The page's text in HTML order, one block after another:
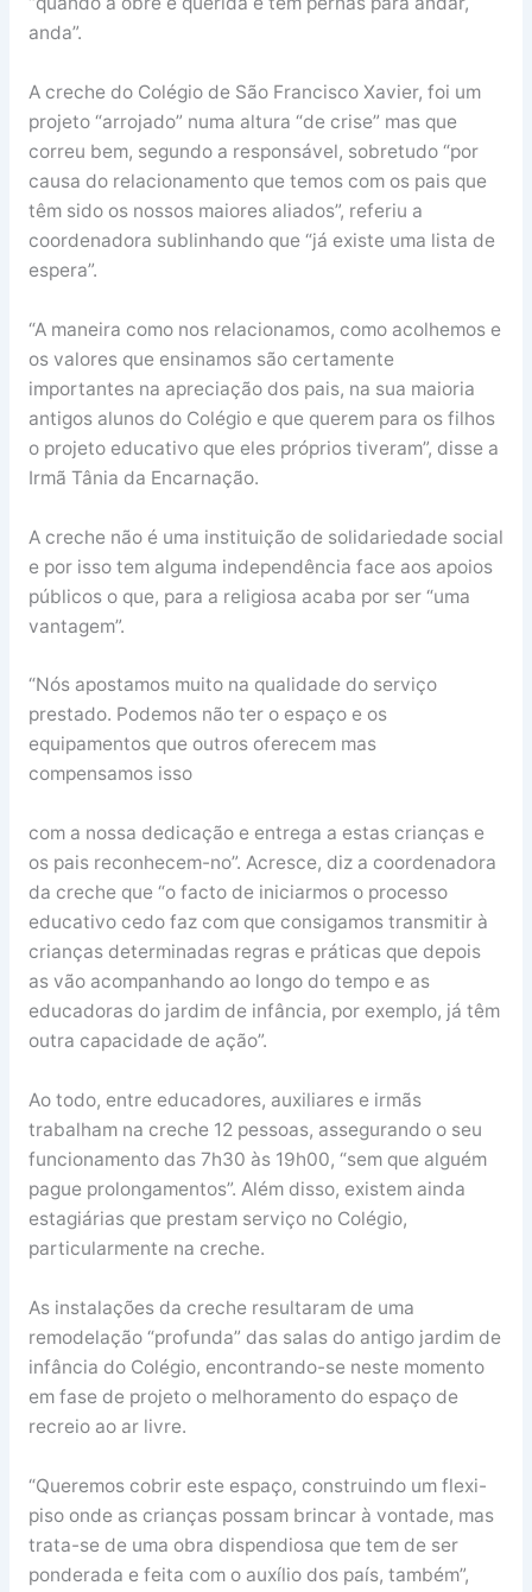
anda”.
A creche do Colégio de São Francisco Xavier, foi um
projeto “arrojado” numa altura “de crise” mas que
correu bem, segundo a responsável, sobretudo “por
causa do relacionamento que temos com os pais que
têm sido os nossos maiores aliados”, referiu a
coordenadora sublinhando que “já existe uma lista de
espera”.
“A maneira como nos relacionamos, como acolhemos e
os valores que ensinamos são certamente
importantes na apreciação dos pais, na sua maioria
antigos alunos do Colégio e que querem para os filhos
o projeto educativo que eles próprios tiveram”, disse a
Irmã Tânia da Encarnação.
A creche não é uma instituição de solidariedade social
e por isso tem alguma independência face aos apoios
públicos o que, para a religiosa acaba por ser “uma
vantagem”.
“Nós apostamos muito na qualidade do serviço
prestado. Podemos não ter o espaço e os
equipamentos que outros oferecem mas
compensamos isso
com a nossa dedicação e entrega a estas crianças e
os pais reconhecem-no”. Acresce, diz a coordenadora
da creche que “o facto de iniciarmos o processo
educativo cedo faz com que consigamos transmitir à
crianças determinadas regras e práticas que depois
as vão acompanhando ao longo do tempo e as
educadoras do jardim de infância, por exemplo, já têm
outra capacidade de ação”.
Ao todo, entre educadores, auxiliares e irmãs
trabalham na creche 12 pessoas, assegurando o seu
funcionamento das 7h30 às 19h00, “sem que alguém
pague prolongamentos”. Além disso, existem ainda
estagiárias que prestam serviço no Colégio,
particularmente na creche.
As instalações da creche resultaram de uma
remodelação “profunda” das salas do antigo jardim de
infância do Colégio, encontrando-se neste momento
em fase de projeto o melhoramento do espaço de
recreio ao ar livre.
“Queremos cobrir este espaço, construindo um flexi-
piso onde as crianças possam brincar à vontade, mas
trata-se de uma obra dispendiosa que tem de ser
ponderada e feita com o auxílio dos país, também”,